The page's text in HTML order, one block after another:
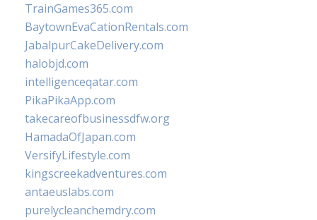
TrainGames365.com
BaytownEvaCationRentals.com
JabalpurCakeDelivery.com
halobjd.com
intelligenceqatar.com
PikaPikaApp.com
takecareofbusinessdfw.org
HamadaOfJapan.com
VersifyLifestyle.com
kingscreekadventures.com
antaeuslabs.com
purelycleanchemdry.com